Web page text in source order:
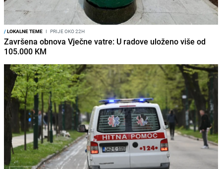
/LOKALNE TEME I PRIJE OKO 22H
Završena obnova Vječne vatre: U radove uloženo više od
105.000 KM